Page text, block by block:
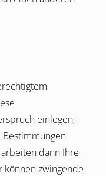
einlegen;
dann Ihre
können zwingende